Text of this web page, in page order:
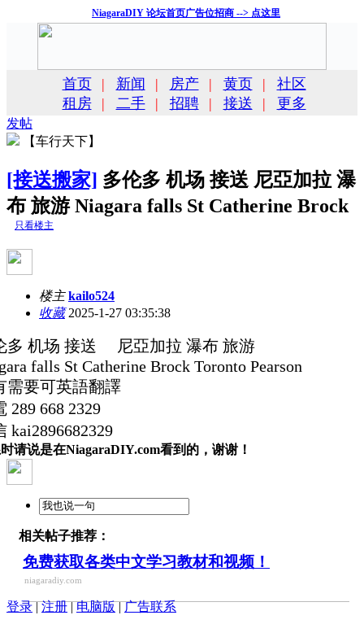
NiagaraDIY 论坛首页广告位招商 --> 点这里
首页 | 新闻 | 房产 | 黄页 |
社区
租房
| 二手 | 招聘 | 接送 | 更多
发帖
【车行天下】
[接送搬家] 多伦多 机场 接送 尼亞加拉 瀑
布 旅游 Niagara falls St Catherine Brock
只看楼主
楼主 kailo524
收藏2025-1-27 03:35:38
多 机场 接送 尼亞加拉 瀑布 旅游
falls St Catherine Brock Toronto Pearson
需要可英語翻譯
289 668 2329
kai2896682329
请说是在NiagaraDIY.com看到的，谢谢！
相关帖子推荐：
免费获取各类中文学习教材和视频！
niagaradiy.com
登录|注册|电脑版|广告联系